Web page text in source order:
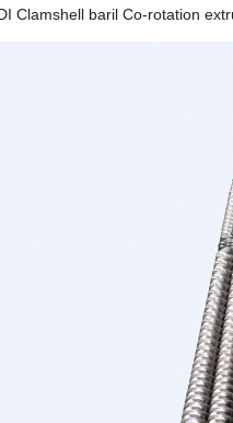
Clamshell baril Co-rotation